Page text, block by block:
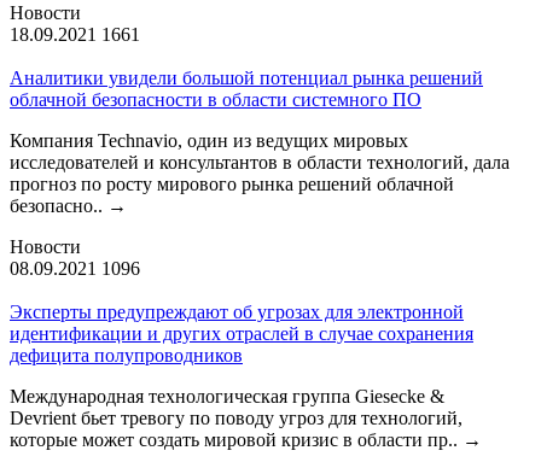
Новости
18.09.2021 1661
Аналитики увидели большой потенциал рынка решений
облачной безопасности в области системного ПО
Компания Technavio, один из ведущих мировых
исследователей и консультантов в области технологий, дала
прогноз по росту мирового рынка решений облачной
безопасно.. →
Новости
08.09.2021 1096
Эксперты предупреждают об угрозах для электронной
идентификации и других отраслей в случае сохранения
дефицита полупроводников
Международная технологическая группа Giesecke &
Devrient бьет тревогу по поводу угроз для технологий,
которые может создать мировой кризис в области пр.. →